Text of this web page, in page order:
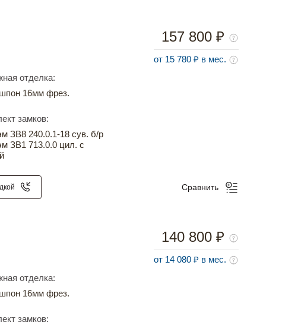
отделка:
16мм фрез.
замков:
ЗВ8 240.0.1-18 сув. б/р
ЗВ1 713.0.0 цил. с
157 800 ₽
от 15 780 ₽ в мес.
Сравнить
отделка:
16мм фрез.
замков:
140 800 ₽
от 14 080 ₽ в мес.